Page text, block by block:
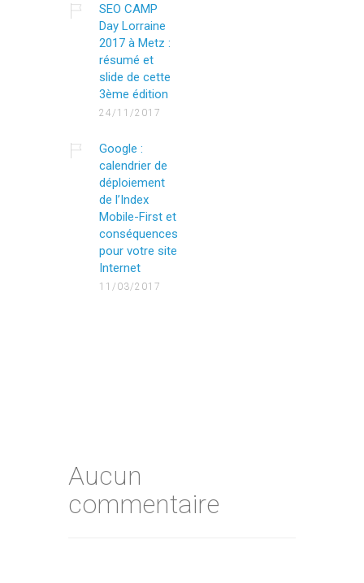
SEO CAMP
Day Lorraine
2017 à Metz :
résumé et
slide de cette
3ème édition
24/11/2017
Google :
calendrier de
déploiement
de l’Index
Mobile-First et
conséquences
pour votre site
Internet
11/03/2017
Aucun
commentaire